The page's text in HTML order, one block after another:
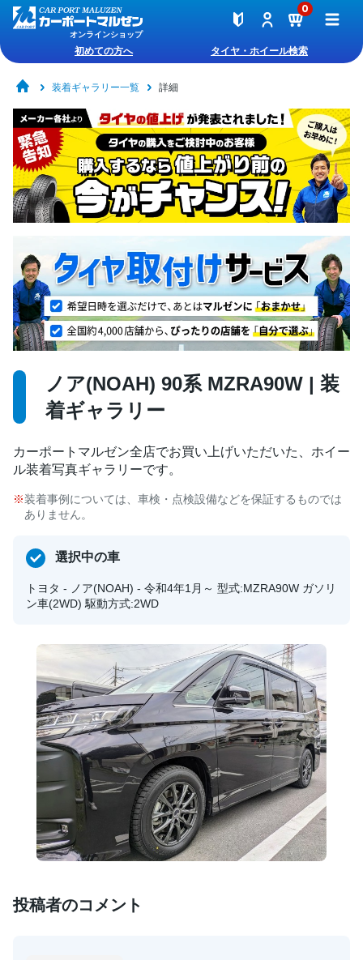
オンラインショップ
0
初めての方へ タイヤ・ホイール検索
装着ギャラリー一覧 詳細
ノア(NOAH) 90系 MZRA90W | 装
着ギャラリー
カーポートマルゼン全店でお買い上げいただいた、ホイー
ル装着写真ギャラリーです。
装着事例については、車検・点検設備などを保証するものでは
ありません。
選択中の車
トヨタ - ノア(NOAH) - 令和4年1月～ 型式:MZRA90W ガソリ
ン車(2WD) 駆動方式:2WD
投稿者のコメント